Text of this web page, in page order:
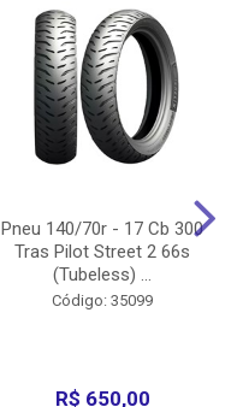
Pneu 140/70r - 17 Cb 300
Tras Pilot Street 2 66s
(Tubeless) ...
Código: 35099
R$ 650,00